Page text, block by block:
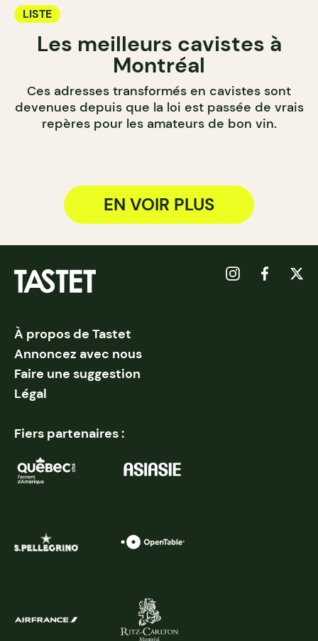
LISTE
Les meilleurs cavistes à
Montréal
Ces adresses transformés en cavistes sont
devenues depuis que la loi est passée de vrais
repères pour les amateurs de bon vin.
EN VOIR PLUS
À propos de Tastet
Annoncez avec nous
Faire une suggestion
Légal
Fiers partenaires :